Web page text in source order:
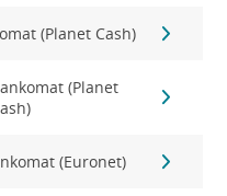
(Planet Cash)
(Planet
(Euronet)